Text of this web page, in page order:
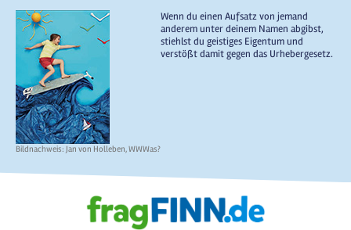
Bildnachweis: Jan von Holleben, WWWas?
Wenn du einen Aufsatz von jemand
anderem unter deinem Namen abgibst,
stiehlst du geistiges Eigentum und
verstößt damit gegen das Urhebergesetz.